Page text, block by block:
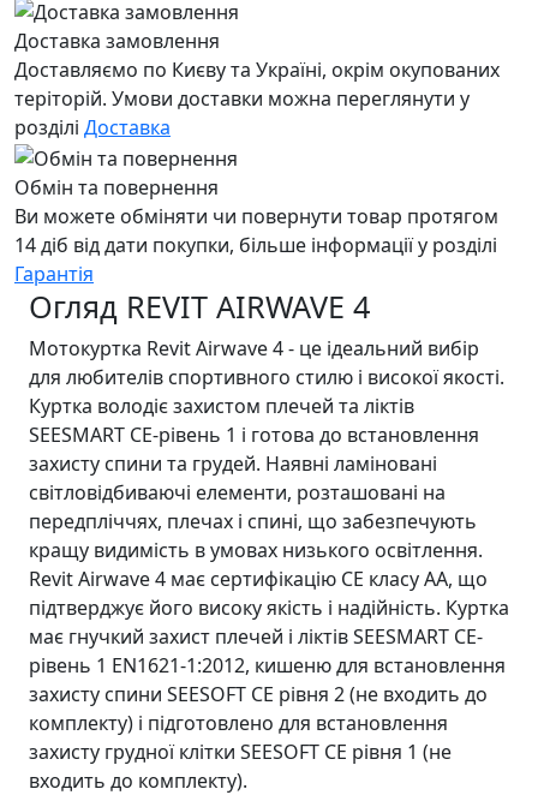
Доставка замовлення
Доставляємо по Києву та Україні, окрім окупованих
теріторій. Умови доставки можна переглянути у
розділі Доставка
Обмін та повернення
Ви можете обміняти чи повернути товар протягом
14 діб від дати покупки, більше інформації у розділі
Гарантія
Огляд REVIT AIRWAVE 4
Мотокуртка Revit Airwave 4 - це ідеальний вибір
для любителів спортивного стилю і високої якості.
Куртка володіє захистом плечей та ліктів
SEESMART CE-рівень 1 і готова до встановлення
захисту спини та грудей. Наявні ламіновані
світловідбиваючі елементи, розташовані на
передпліччях, плечах і спині, що забезпечують
кращу видимість в умовах низького освітлення.
Revit Airwave 4 має сертифікацію CE класу АА, що
підтверджує його високу якість і надійність. Куртка
має гнучкий захист плечей і ліктів SEESMART CE-
рівень 1 EN1621-1:2012, кишеню для встановлення
захисту спини SEESOFT CE рівня 2 (не входить до
комплекту) і підготовлено для встановлення
захисту грудної клітки SEESOFT CE рівня 1 (не
входить до комплекту).